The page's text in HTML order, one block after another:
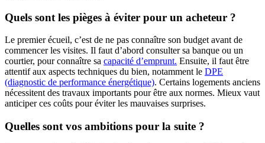
Quels sont les pièges à éviter pour un acheteur ?
Le premier écueil, c’est de ne pas connaître son budget avant de
commencer les visites. Il faut d’abord consulter sa banque ou un
courtier, pour connaître sa capacité d’emprunt. Ensuite, il faut être
attentif aux aspects techniques du bien, notamment le DPE
(diagnostic de performance énergétique). Certains logements anciens
nécessitent des travaux importants pour être aux normes. Mieux vaut
anticiper ces coûts pour éviter les mauvaises surprises.
Quelles sont vos ambitions pour la suite ?